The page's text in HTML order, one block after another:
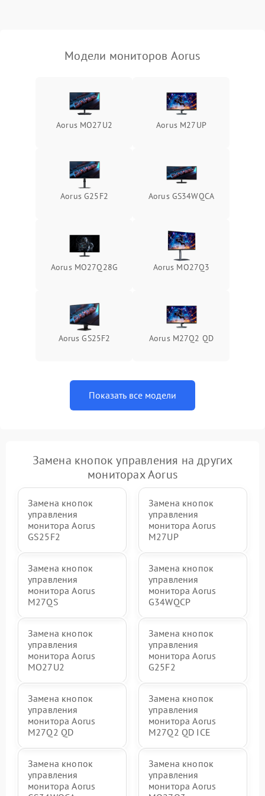
Неисправность системы
перенапряжения
защиты от замыкания
Повреждение системы
1000 ₽ Подробнее →
Неисправность системы
защиты от перегрева
Подробнее →
Поломка системы защиты
Поломка системы защиты
Подробнее →
Модели мониторов Aorus
Aorus MO27U2 Aorus M27UP
Aorus G25F2 Aorus GS34WQCA
Aorus MO27Q28G Aorus MO27Q3
Aorus GS25F2 Aorus M27Q2 QD
Показать все модели
Замена кнопок управления на других
мониторах Aorus
Замена кнопок
управления
монитора Aorus
GS25F2
Замена кнопок
управления
монитора Aorus
M27UP
Замена кнопок
управления
монитора Aorus
M27QS
Замена кнопок
управления
монитора Aorus
G34WQCP
Замена кнопок
управления
монитора Aorus
MO27U2
Замена кнопок
управления
монитора Aorus
G25F2
Замена кнопок
управления
монитора Aorus
M27Q2 QD
Замена кнопок
управления
монитора Aorus
M27Q2 QD ICE
Замена кнопок
управления
монитора Aorus
Замена кнопок
управления
монитора Aorus